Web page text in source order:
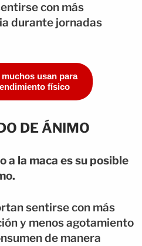
con más
durante jornadas
usan para
físico
DE ÁNIMO
la maca es su posible
sentirse con más
y menos agotamiento
de manera